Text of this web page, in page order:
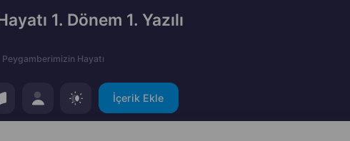
1. Dönem 1. Yazılı
Peygamberimizin Hayatı
İçerik Ekle